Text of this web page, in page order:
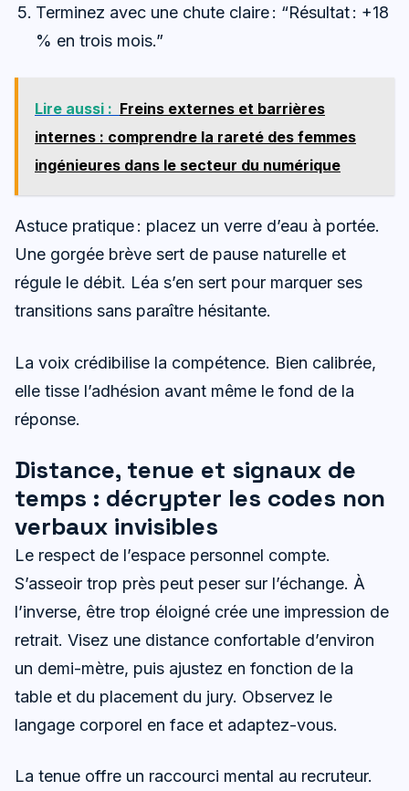
Terminez avec une chute claire : “Résultat : +18
% en trois mois.”
Lire aussi : Freins externes et barrières
internes : comprendre la rareté des femmes
ingénieures dans le secteur du numérique
Astuce pratique : placez un verre d’eau à portée.
Une gorgée brève sert de pause naturelle et
régule le débit. Léa s’en sert pour marquer ses
transitions sans paraître hésitante.
La voix crédibilise la compétence. Bien calibrée,
elle tisse l’adhésion avant même le fond de la
réponse.
Distance, tenue et signaux de
temps : décrypter les codes non
verbaux invisibles
Le respect de l’espace personnel compte.
S’asseoir trop près peut peser sur l’échange. À
l’inverse, être trop éloigné crée une impression de
retrait. Visez une distance confortable d’environ
un demi-mètre, puis ajustez en fonction de la
table et du placement du jury. Observez le
langage corporel en face et adaptez-vous.
La tenue offre un raccourci mental au recruteur.